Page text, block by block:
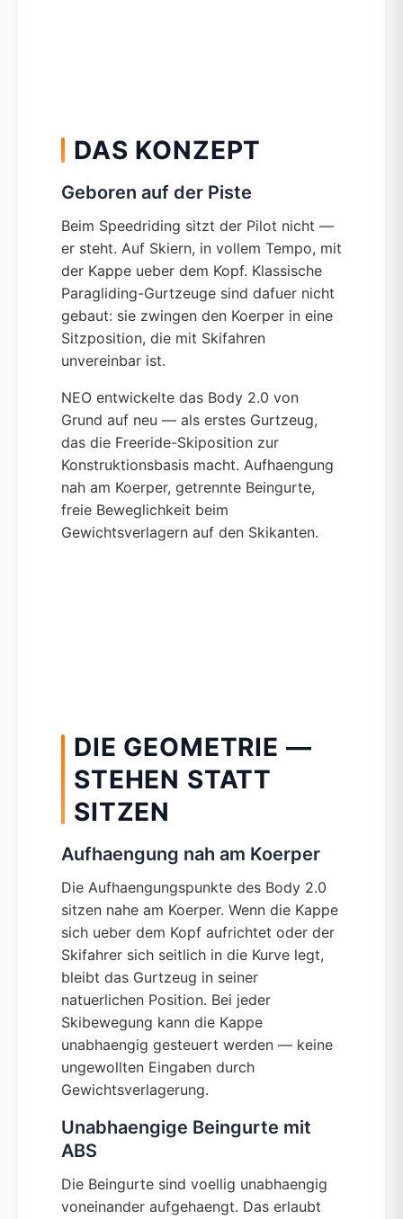
DAS KONZEPT
Geboren auf der Piste
Beim Speedriding sitzt der Pilot nicht —
er steht. Auf Skiern, in vollem Tempo, mit
der Kappe ueber dem Kopf. Klassische
Paragliding-Gurtzeuge sind dafuer nicht
gebaut: sie zwingen den Koerper in eine
Sitzposition, die mit Skifahren
unvereinbar ist.
NEO entwickelte das Body 2.0 von
Grund auf neu — als erstes Gurtzeug,
das die Freeride-Skiposition zur
Konstruktionsbasis macht. Aufhaengung
nah am Koerper, getrennte Beingurte,
freie Beweglichkeit beim
Gewichtsverlagern auf den Skikanten.
DIE GEOMETRIE —
STEHEN STATT
SITZEN
Aufhaengung nah am Koerper
Die Aufhaengungspunkte des Body 2.0
sitzen nahe am Koerper. Wenn die Kappe
sich ueber dem Kopf aufrichtet oder der
Skifahrer sich seitlich in die Kurve legt,
bleibt das Gurtzeug in seiner
natuerlichen Position. Bei jeder
Skibewegung kann die Kappe
unabhaengig gesteuert werden — keine
ungewollten Eingaben durch
Gewichtsverlagerung.
Unabhaengige Beingurte mit
ABS
Die Beingurte sind voellig unabhaengig
voneinander aufgehaengt. Das erlaubt